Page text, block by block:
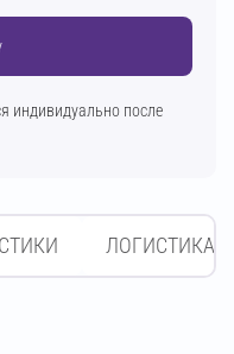
индивидуально после
ЛОГИСТИКА